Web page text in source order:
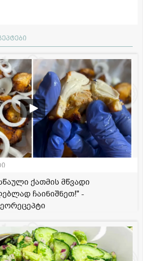
ქათმის მწვადი
ჩაინიშნეთ!" -